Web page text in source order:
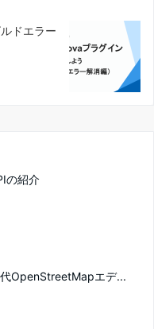
ドエラー
の紹介
OpenStreetMapエデ...